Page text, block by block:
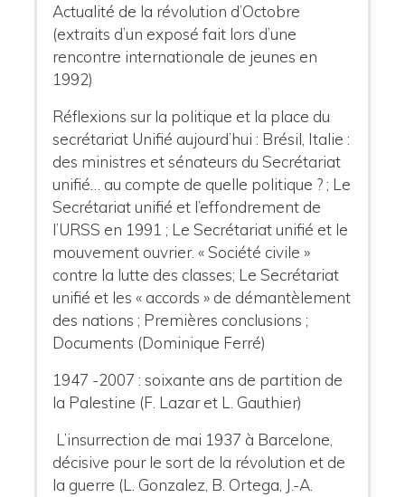
Actualité de la révolution d’Octobre
(extraits d’un exposé fait lors d’une
rencontre internationale de jeunes en
1992)
Réflexions sur la politique et la place du
secrétariat Unifié aujourd’hui : Brésil, Italie :
des ministres et sénateurs du Secrétariat
unifié… au compte de quelle politique ? ; Le
Secrétariat unifié et l’effondrement de
l’URSS en 1991 ; Le Secrétariat unifié et le
mouvement ouvrier. « Société civile »
contre la lutte des classes; Le Secrétariat
unifié et les « accords » de démantèlement
des nations ; Premières conclusions ;
Documents (Dominique Ferré)
1947 -2007 : soixante ans de partition de
la Palestine (F. Lazar et L. Gauthier)
L’insurrection de mai 1937 à Barcelone,
décisive pour le sort de la révolution et de
la guerre (L. Gonzalez, B. Ortega, J.-A.